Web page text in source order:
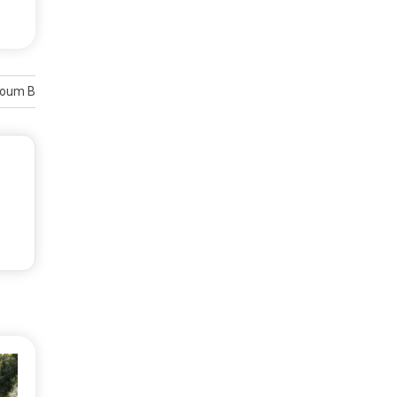
Bachri, Presiden Penyair Rayakan 85 Tahun